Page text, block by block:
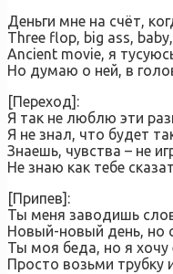
Деньги мне на счёт,
Three flop, big ass,
Ancient movie, я
Но думаю о ней, в
[Переход]:
Я так не люблю эти
Я не знал, что будет
Знаешь, чувства – не
Не знаю как тебе
[Припев]:
Ты меня заводишь
Новый-новый день, но
Ты моя беда, но я хочу
Просто возьми трубку